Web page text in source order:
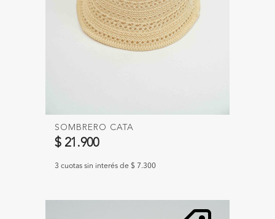
SOMBRERO CATA
$ 21.900
3 cuotas sin interés de $ 7.300